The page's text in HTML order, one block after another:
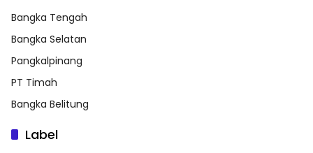
Bangka Tengah
Bangka Selatan
Pangkalpinang
PT Timah
Bangka Belitung
Label